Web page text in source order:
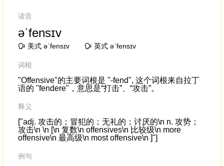
读音
əˈfensɪv
美式 əˈfensɪv 英式 əˈfensɪv
词根
"Offensive"的主要词根是 "-fend", 这个词根来自拉丁
语的 "fendere"，意思是“打击”、“攻击”。
释义
["adj. 攻击的；冒犯的；无礼的；讨厌的\n n. 攻势；
攻击\n \n [\n 复数\n offensives\n 比较级\n more
offensive\n 最高级\n most offensive\n ]"]
例句